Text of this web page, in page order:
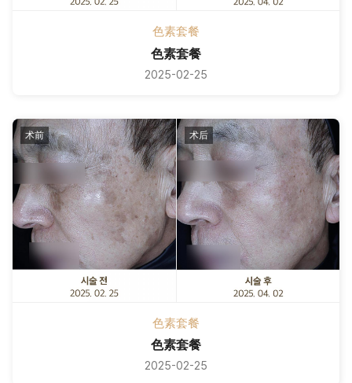
色素套餐
色素套餐
2025-02-25
术前 术后
色素套餐
色素套餐
2025-02-25